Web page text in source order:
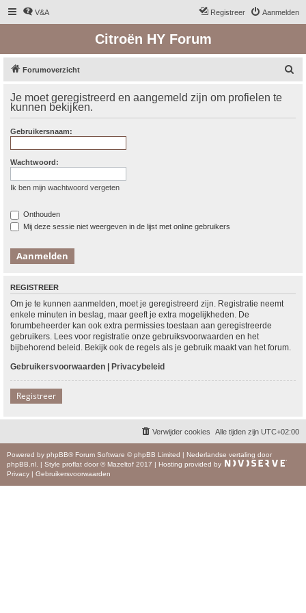
V&A Aanmelden
Registreer
Citroën HY Forum
Forumoverzicht
k
Je moet geregistreerd en aangemeld zijn om profielen te
kunnen bekijken.
Gebruikersnaam:
Wachtwoord:
Ik ben mijn wachtwoord vergeten
Onthouden
Mij deze sessie niet weergeven in de lijst met online gebruikers
REGISTREER
Om je te kunnen aanmelden, moet je geregistreerd zijn. Registratie neemt
enkele minuten in beslag, maar geeft je extra mogelijkheden. De
forumbeheerder kan ook extra permissies toestaan aan geregistreerde
gebruikers. Lees voor registratie onze gebruiksvoorwaarden en het
bijbehorend beleid. Bekijk ook de regels als je gebruik maakt van het forum.
Gebruikersvoorwaarden | Privacybeleid
Registreer
Alle tijden zijn UTC+02:00
Verwijder cookies
Powered by phpBB® Forum Software © phpBB Limited | Nederlandse vertaling door
phpBB.nl
| Style proflat door © Mazeltof 2017 | Hosting provided by
Privacy | Gebruikersvoorwaarden